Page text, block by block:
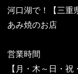
河口湖で！【三重
あみ焼のお店
営業時間
【月・木～日・祝